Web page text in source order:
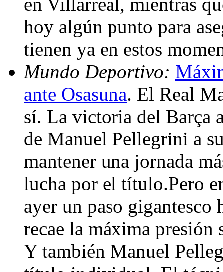
hoy algún punto para
tienen ya en estos
Mundo Deportivo:
ante Osasuna. El Real
sí. La victoria del Barça
de Manuel Pellegrini a
mantener una jornada
lucha por el título.Pero
ayer un paso
recae la máxima presión
Y también Manuel